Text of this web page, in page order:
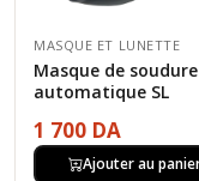
MASQUE ET LUNETTE
Masque de soudure
automatique SL
1 700 DA
Ajouter au